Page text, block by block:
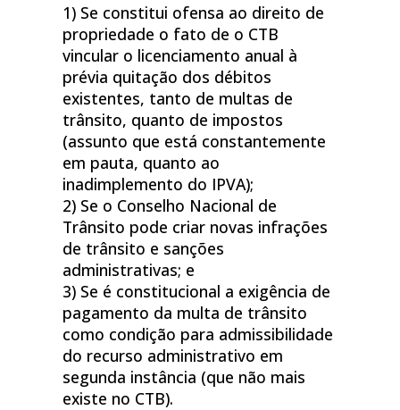
1) Se constitui ofensa ao direito de
propriedade o fato de o CTB
vincular o licenciamento anual à
prévia quitação dos débitos
existentes, tanto de multas de
trânsito, quanto de impostos
(assunto que está constantemente
em pauta, quanto ao
inadimplemento do IPVA);
2) Se o Conselho Nacional de
Trânsito pode criar novas infrações
de trânsito e sanções
administrativas; e
3) Se é constitucional a exigência de
pagamento da multa de trânsito
como condição para admissibilidade
do recurso administrativo em
segunda instância (que não mais
existe no CTB).